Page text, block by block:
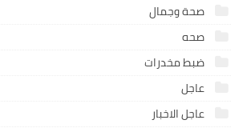
صحة وجمال
صحه
ضبط مخدرات
عاجل
عاجل الاخبار